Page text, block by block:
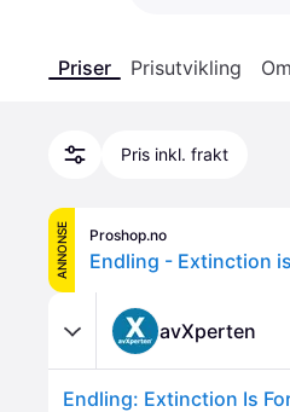
Priser Prisutvikling
Pris inkl. frakt
ANNONSE Proshop.no
Endling - Extinction
avXperten
Endling: Extinction Is